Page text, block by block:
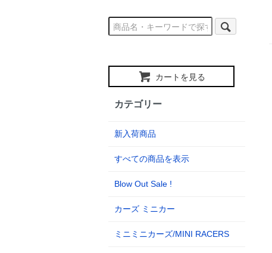
カートを見る
カテゴリー
新入荷商品
すべての商品を表示
Blow Out Sale !
カーズ ミニカー
ミニミニカーズ/MINI RACERS